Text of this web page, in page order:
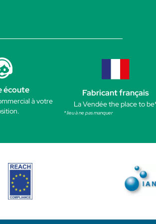
écoute
à votre
Fabricant français
La Vendée the place to
* lieu à ne pas manquer